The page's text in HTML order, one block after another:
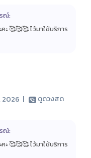
ณ์:
🥰🥰🥰 ไว้มาใช้บริการ
2026 | ดูดวงสด
ณ์:
🥰🥰🥰 ไว้มาใช้บริการ